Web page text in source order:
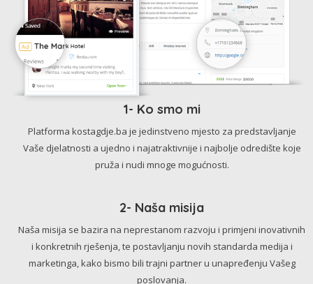
1- Ko smo mi
Platforma kostagdje.ba je jedinstveno mjesto za predstavljanje
Vaše djelatnosti a ujedno i najatraktivnije i najbolje odredište koje
pruža i nudi mnoge mogućnosti.
2- Naša misija
Naša misija se bazira na neprestanom razvoju i primjeni inovativnih
i konkretnih rješenja, te postavljanju novih standarda medija i
marketinga, kako bismo bili trajni partner u unapređenju Vašeg
poslovanja.